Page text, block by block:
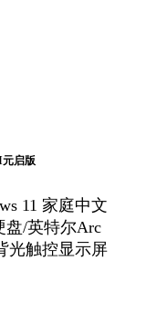
启版
11 家庭中文
盘/英特尔Arc
光触控显示屏